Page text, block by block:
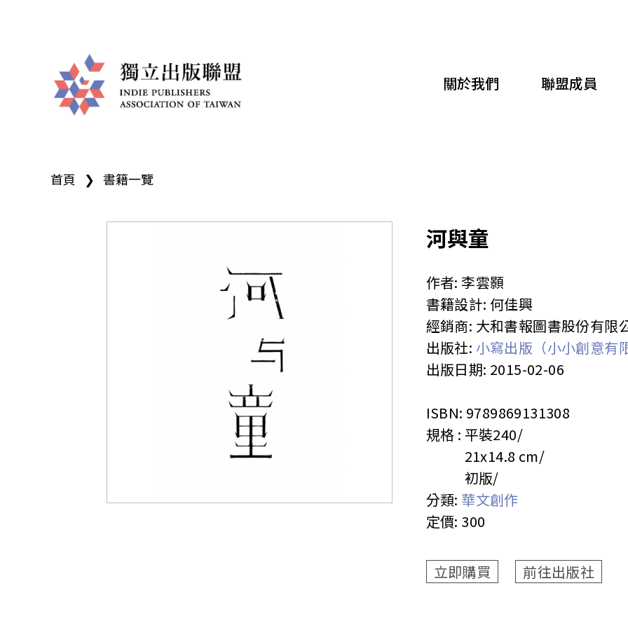
立
關於我們 聯盟成員
在
首頁 ❯ 書籍一覽
河與童
作者:李雲顥
書籍設計: 何佳興
經銷商: 大和書報圖書股份有限
出版社: 小寫出版（小小創意有
出版日期: 2015-02-06
ISBN: 9789869131308
規格 : 平裝240
21x14.8 cm
初版
分類: 華文創作
定價: 300
立即購買 前往出版社